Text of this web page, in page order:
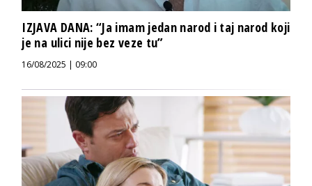
IZJAVA DANA: “Ja imam jedan narod i taj narod koji
je na ulici nije bez veze tu”
16/08/2025 | 09:00